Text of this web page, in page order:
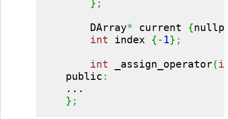
} ;
DArray* current {
int index { - 1} ;
int _assign_operator(
public :
...
} ;